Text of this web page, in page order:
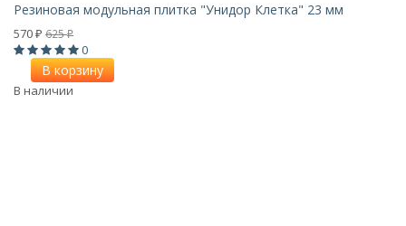
Резиновая модульная плитка "Унидор Клетка" 23 мм
570 ₽ 625₽
0
В корзину
В наличии